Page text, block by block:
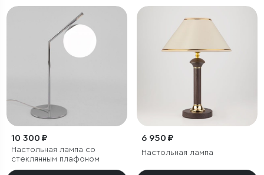
10 300 ₽
Настольная лампа со
стеклянным плафоном
6 950 ₽
Настольная лампа